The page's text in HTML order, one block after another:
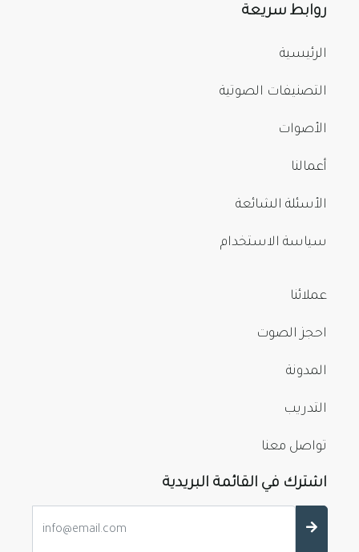
روابط سريعة
الرئيسية
التصنيفات الصوتية
الأصوات
أعمالنا
الأسئلة الشائعة
سياسة الاستخدام
عملائنا
احجز الصوت
المدونة
التدريب
تواصل معنا
اشترك في القائمة البريدية